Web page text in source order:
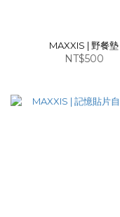
MAXXIS | 野餐墊
NT$500